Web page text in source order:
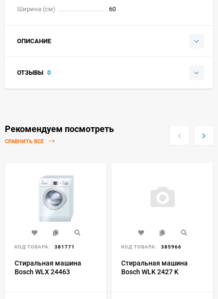
Ширина (см)
60
ОПИСАНИЕ
ОТЗЫВЫ 0
Рекомендуем посмотреть
СРАВНИТЬ ВСЕ
КОД ТОВАРА: 381771
Стиральная машина
Bosch WLX 24463
КОД ТОВАРА: 385966
Стиральная машина
Bosch WLK 2427 K